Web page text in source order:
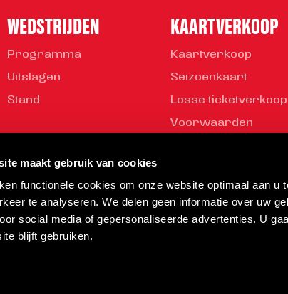
maakt gebruik van cookies
functionele cookies om onze website optimaal aan u
te analyseren. We delen geen informatie over uw
social media of gepersonaliseerde advertenties. U
blijft gebruiken.
WEDSTRIJDEN
Programma
Uitslagen
Stand
KAARTVERKOOP
Kaartverkoop
Seizoenkaart
Losse ticketverkoop
Voorwaarden